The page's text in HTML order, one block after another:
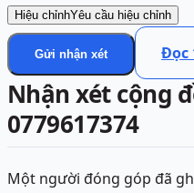
Hiệu chỉnhYêu cầu hiệu chỉnh
Gửi nhận xét Đọc
Nhận xét cộng
0779617374
Một người đóng góp đã